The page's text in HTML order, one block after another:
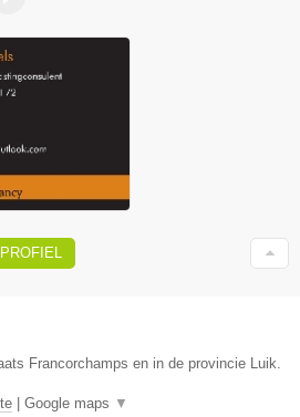
Francorchamps en in de provincie Luik.
| Google maps ▼